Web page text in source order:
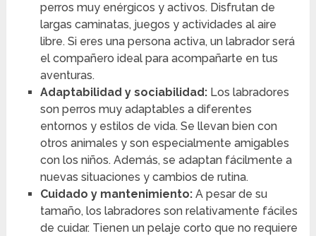
perros muy enérgicos y activos. Disfrutan de
largas caminatas, juegos y actividades al aire
libre. Si eres una persona activa, un labrador será
el compañero ideal para acompañarte en tus
aventuras.
Adaptabilidad y sociabilidad:Los labradores
son perros muy adaptables a diferentes
entornos y estilos de vida. Se llevan bien con
otros animales y son especialmente amigables
con los niños. Además, se adaptan fácilmente a
nuevas situaciones y cambios de rutina.
Cuidado y mantenimiento:A pesar de su
tamaño, los labradores son relativamente fáciles
de cuidar. Tienen un pelaje corto que no requiere